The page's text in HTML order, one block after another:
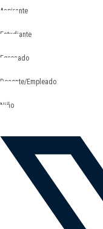
Aspirante
Estudiante
Egresado
Docente/Empleado
Niño